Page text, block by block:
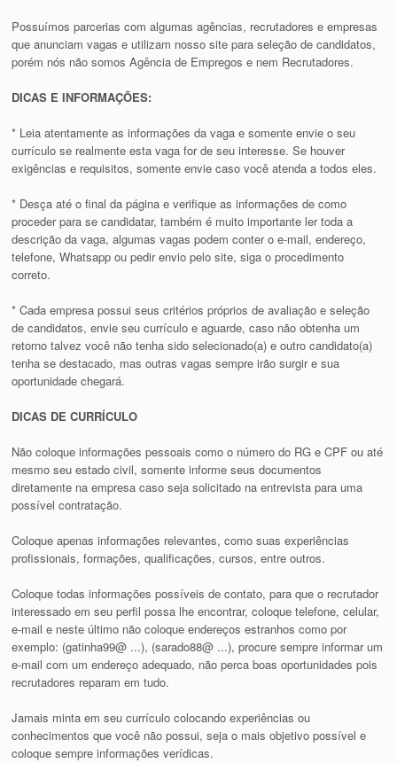
Possuímos parcerias com algumas agências, recrutadores e empresas
que anunciam vagas e utilizam nosso site para seleção de candidatos,
porém nós não somos Agência de Empregos e nem Recrutadores.
DICAS E INFORMAÇÕES:
* Leia atentamente as informações da vaga e somente envie o seu
currículo se realmente esta vaga for de seu interesse. Se houver
exigências e requisitos, somente envie caso você atenda a todos eles.
* Desça até o final da página e verifique as informações de como
proceder para se candidatar, também é muito importante ler toda a
descrição da vaga, algumas vagas podem conter o e-mail, endereço,
telefone, Whatsapp ou pedir envio pelo site, siga o procedimento
correto.
* Cada empresa possui seus critérios próprios de avaliação e seleção
de candidatos, envie seu currículo e aguarde, caso não obtenha um
retorno talvez você não tenha sido selecionado(a) e outro candidato(a)
tenha se destacado, mas outras vagas sempre irão surgir e sua
oportunidade chegará.
DICAS DE CURRÍCULO
Não coloque informações pessoais como o número do RG e CPF ou até
mesmo seu estado civil, somente informe seus documentos
diretamente na empresa caso seja solicitado na entrevista para uma
possível contratação.
Coloque apenas informações relevantes, como suas experiências
profissionais, formações, qualificações, cursos, entre outros.
Coloque todas informações possíveis de contato, para que o recrutador
interessado em seu perfil possa lhe encontrar, coloque telefone, celular,
e-mail e neste último não coloque endereços estranhos como por
exemplo: (gatinha99@ ...), (sarado88@ ...), procure sempre informar um
e-mail com um endereço adequado, não perca boas oportunidades pois
recrutadores reparam em tudo.
Jamais minta em seu currículo colocando experiências ou
conhecimentos que você não possui, seja o mais objetivo possível e
coloque sempre informações verídicas.